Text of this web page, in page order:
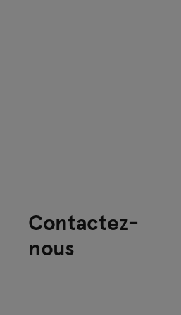
Contactez-
nous